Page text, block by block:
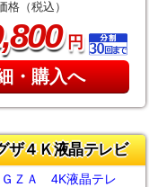
格（税込）
,800円
・購入へ
ザ４Ｋ液晶テレビ
ＺＡ 4K液晶テレ